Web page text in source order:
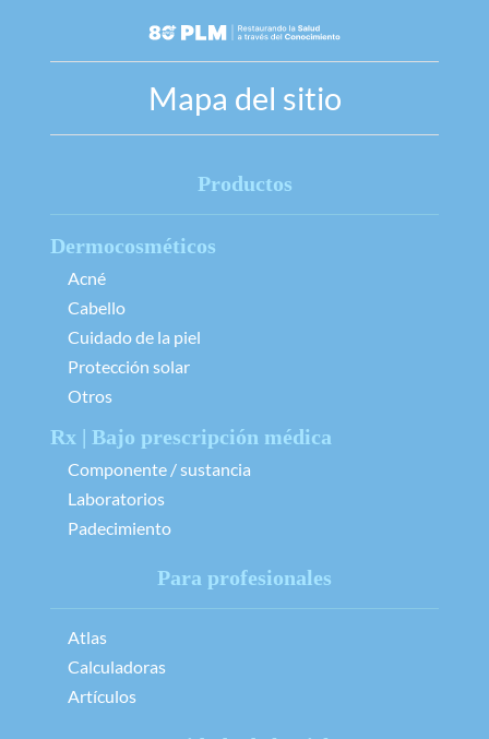
Mapa del sitio
Productos
Dermocosméticos
Acné
Cabello
Cuidado de la piel
Protección solar
Otros
Rx | Bajo prescripción médica
Componente / sustancia
Laboratorios
Padecimiento
Para profesionales
Atlas
Calculadoras
Artículos